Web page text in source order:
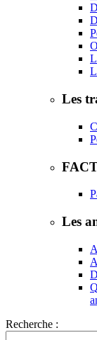
Les
Les
Recherche :